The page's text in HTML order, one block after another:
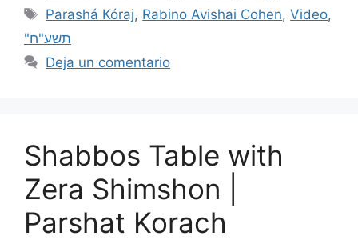
Parashá Kóraj, Rabino Avishai Cohen,Video,
"תשע"ח
Deja un comentario
Shabbos Table with
Zera Shimshon |
Parshat Korach